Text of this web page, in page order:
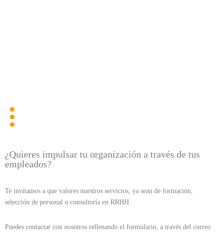
¿Quieres impulsar tu organización a través de tus
empleados?
Te invitamos a que valores nuestros servicios, ya sean de formación,
selección de personal o consultoría en RRHH.
Puedes contactar con nosotros rellenando el formulario, a través del correo